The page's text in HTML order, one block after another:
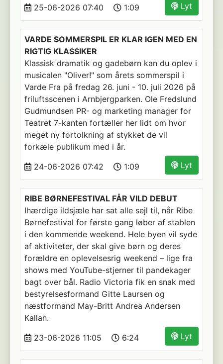
Lyt
25-06-2026 07:40 1:09
VARDE SOMMERSPIL ER KLAR IGEN MED EN
RIGTIG KLASSIKER
Klassisk dramatik og gadebørn kan du oplev i
musicalen "Oliver!" som årets sommerspil i
Varde Fra på fredag 26. juni - 10. juli 2026 på
friluftsscenen i Arnbjergparken. Ole Fredslund
Gudmundsen PR- og marketing manager for
Teatret 7-kanten fortæller her lidt om hvor
meget ny fortolkning af stykket de vil
forkæle publikum med i år.
Lyt
24-06-2026 07:42 1:09
RIBE BØRNEFESTIVAL FÅR VILD DEBUT
Ihærdige ildsjæle har sat alle sejl til, når Ribe
Børnefestival for første gang løber af stablen
i den kommende weekend. Hele byen vil syde
af aktiviteter, der skal give børn og deres
forældre en oplevelsesrig weekend – lige fra
shows med YouTube-stjerner til pandekager
bagt over bål. Radio Victoria fik en snak med
bestyrelsesformand Gitte Laursen og
næstformand May-Britt Andrea Andersen
Kallan.
Lyt
23-06-2026 11:05 6:24